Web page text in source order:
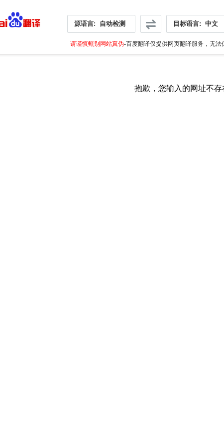
源语言: 自动检测 目标语言: 中文
请谨慎甄别网站真伪-百度翻译仅提供网页翻译服务，无